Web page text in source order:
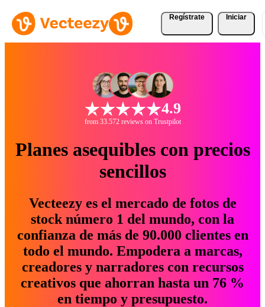
Regístrate Iniciar
4.9
from 33.572 reviews on Trustpilot
Planes asequibles con precios
sencillos
Vecteezy es el mercado de fotos de
stock número 1 del mundo, con la
confianza de más de 90.000 clientes en
todo el mundo. Empodera a marcas,
creadores y narradores con recursos
creativos que ahorran hasta un 76 %
en tiempo y presupuesto.